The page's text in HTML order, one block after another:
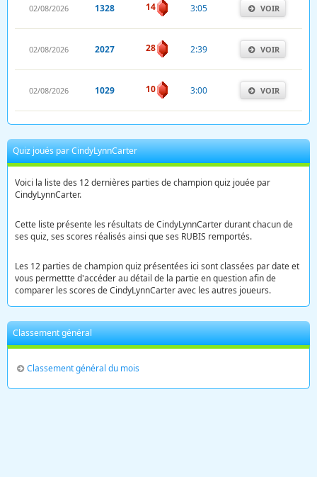
02/08/2026 1328 14 3:05 VOIR
02/08/2026 2027 28 2:39 VOIR
02/08/2026 1029 10 3:00 VOIR
Quiz joués par CindyLynnCarter
Voici la liste des 12 dernières parties de champion quiz jouée par
CindyLynnCarter.
Cette liste présente les résultats de CindyLynnCarter durant chacun de
ses quiz, ses scores réalisés ainsi que ses RUBIS remportés.
Les 12 parties de champion quiz présentées ici sont classées par date et
vous permettte d'accéder au détail de la partie en question afin de
comparer les scores de CindyLynnCarter avec les autres joueurs.
Classement général
Classement général du mois